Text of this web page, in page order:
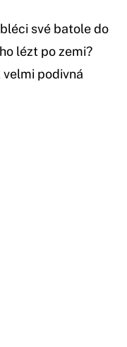
své batole do
lézt po zemi?
velmi podivná